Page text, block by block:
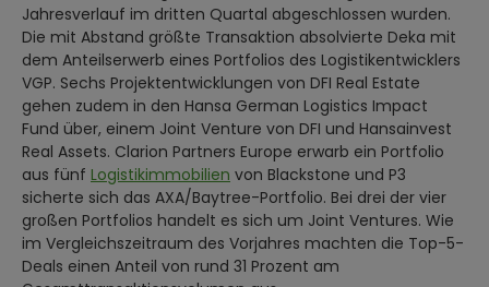
Jahresverlauf im dritten Quartal abgeschlossen wurden.
Die mit Abstand größte Transaktion absolvierte Deka mit
dem Anteilserwerb eines Portfolios des Logistikentwicklers
VGP. Sechs Projektentwicklungen von DFI Real Estate
gehen zudem in den Hansa German Logistics Impact
Fund über, einem Joint Venture von DFI und Hansainvest
Real Assets. Clarion Partners Europe erwarb ein Portfolio
aus fünf Logistikimmobilien von Blackstone und P3
sicherte sich das AXA/Baytree-Portfolio. Bei drei der vier
großen Portfolios handelt es sich um Joint Ventures. Wie
im Vergleichszeitraum des Vorjahres machten die Top-5-
Deals einen Anteil von rund 31 Prozent am